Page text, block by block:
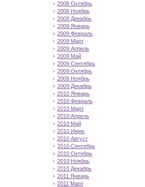
2008 Октябрь
2008 Ноябрь
2008 Декабрь
2009 Январь
2009 Февраль
2009 Март
2009 Апрель
2009 Май
2009 Сентябрь
2009 Октябрь
2009 Ноябрь
2009 Декабрь
2010 Январь
2010 Февраль
2010 Март
2010 Апрель
2010 Май
2010 Июнь
2010 Август
2010 Сентябрь
2010 Октябрь
2010 Ноябрь
2010 Декабрь
2011 Январь
2011 Март